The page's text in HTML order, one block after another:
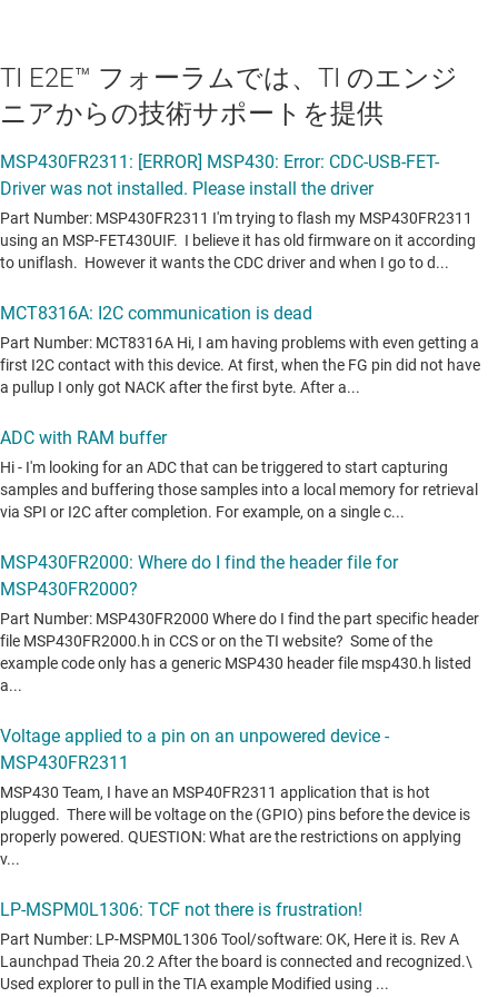
TI E2E™ フォーラムでは、TI のエンジ
ニアからの技術サポートを提供